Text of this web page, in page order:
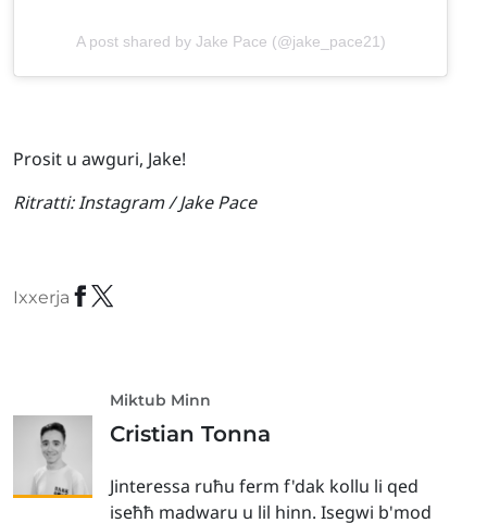
A post shared by Jake Pace (@jake_pace21)
Prosit u awguri, Jake!
Ritratti:Instagram / Jake Pace
Ixxerja
Miktub Minn
Cristian Tonna
Jinteressa ruħu ferm f'dak kollu li qed
iseħħ madwaru u lil hinn. Isegwi b'mod